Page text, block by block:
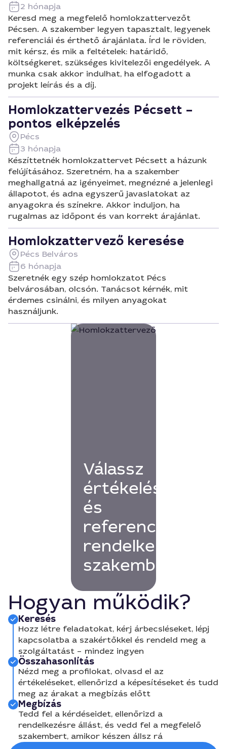
2 hónapja
Keresd meg a megfelelő homlokzattervezőt
Pécsen. A szakember legyen tapasztalt, legyenek
referenciái és érthető árajánlata. Írd le röviden,
mit kérsz, és mik a feltételek: határidő,
költségkeret, szükséges kivitelezői engedélyek. A
munka csak akkor indulhat, ha elfogadott a
projekt leírás és a díj.
Homlokzattervezés Pécsett –
pontos elképzelés
Pécs
3 hónapja
Készíttetnék homlokzattervet Pécsett a házunk
felújításához. Szeretném, ha a szakember
meghallgatná az igényeimet, megnézné a jelenlegi
állapotot, és adna egyszerű javaslatokat az
anyagokra és színekre. Akkor induljon, ha
rugalmas az időpont és van korrekt árajánlat.
Homlokzattervező keresése
Pécs Belváros
6 hónapja
Szeretnék egy szép homlokzatot Pécs
belvárosában, olcsón. Tanácsot kérnék, mit
érdemes csinálni, és milyen anyagokat
használjunk.
Válassz
értékelésekkel
és
referenciákkal
rendelkező
szakembert!
Hogyan működik?
Keresés
Hozz létre feladatokat, kérj árbecsléseket, lépj
kapcsolatba a szakértőkkel és rendeld meg a
szolgáltatást – mindez ingyen
Összahasonlítás
Nézd meg a profilokat, olvasd el az
értékeléseket, ellenőrizd a képesítéseket és tudd
meg az árakat a megbízás előtt
Megbízás
Tedd fel a kérdéseidet, ellenőrizd a
rendelkezésre állást, és vedd fel a megfelelő
szakembert, amikor készen állsz rá